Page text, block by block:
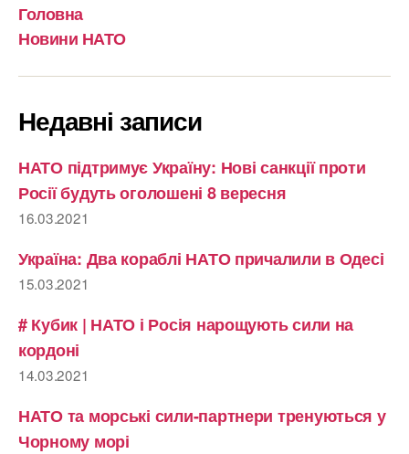
Головна
Новини НАТО
Недавні записи
НАТО підтримує Україну: Нові санкції проти
Росії будуть оголошені 8 вересня
16.03.2021
Україна: Два кораблі НАТО причалили в Одесі
15.03.2021
# Кубик | НАТО і Росія нарощують сили на
кордоні
14.03.2021
НАТО та морські сили-партнери тренуються у
Чорному морі